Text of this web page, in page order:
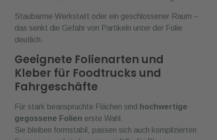
Staubarme Werkstatt oder ein geschlossener Raum –
das senkt die Gefahr von Partikeln unter der Folie
deutlich.
Geeignete Folienarten und
Kleber für Foodtrucks und
Fahrgeschäfte
Für stark beanspruchte Flächen sind hochwertige
gegossene Folien erste Wahl.
Sie bleiben formstabil, passen sich auch komplizierten